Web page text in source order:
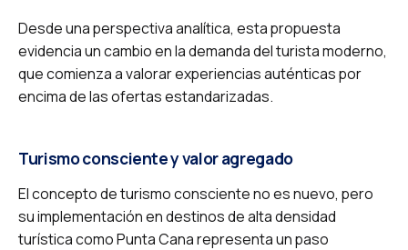
Desde una perspectiva analítica, esta propuesta
evidencia un cambio en la demanda del turista moderno,
que comienza a valorar experiencias auténticas por
encima de las ofertas estandarizadas.
Turismo consciente y valor agregado
El concepto de turismo consciente no es nuevo, pero
su implementación en destinos de alta densidad
turística como Punta Cana representa un paso